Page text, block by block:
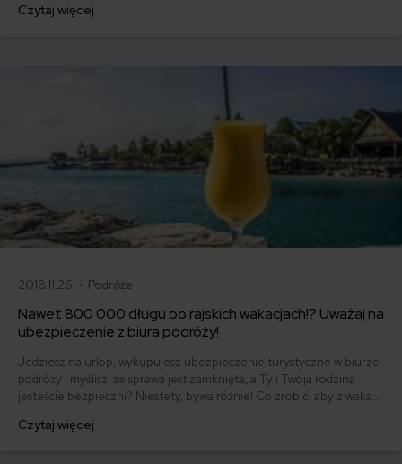
narty to sport ekstremalny? Jakie ubezpieczenie się sprawdzi? Czy
Czytaj więcej
2018.11.26 • Podróże
Nawet 800 000 długu po rajskich wakacjach!? Uważaj na
ubezpieczenie z biura podróży!
Jedziesz na urlop, wykupujesz ubezpieczenie turystyczne w biurze
podróży i myślisz, że sprawa jest zamknięta, a Ty i Twoja rodzina
jesteście bezpieczni? Niestety, bywa różnie! Co zrobić, aby z wakacji
Czytaj więcej